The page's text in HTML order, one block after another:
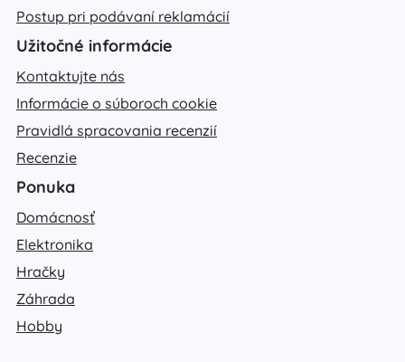
Postup pri podávaní reklamácií
Užitočné informácie
Kontaktujte nás
Informácie o súboroch cookie
Pravidlá spracovania recenzií
Recenzie
Ponuka
Domácnosť
Elektronika
Hračky
Záhrada
Hobby